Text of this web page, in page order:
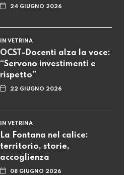
24 GIUGNO 2026
IN VETRINA
OCST-Docenti alza la voce:
“Servono investimenti e
rispetto”
22 GIUGNO 2026
IN VETRINA
La Fontana nel calice:
territorio, storie,
accoglienza
08 GIUGNO 2026